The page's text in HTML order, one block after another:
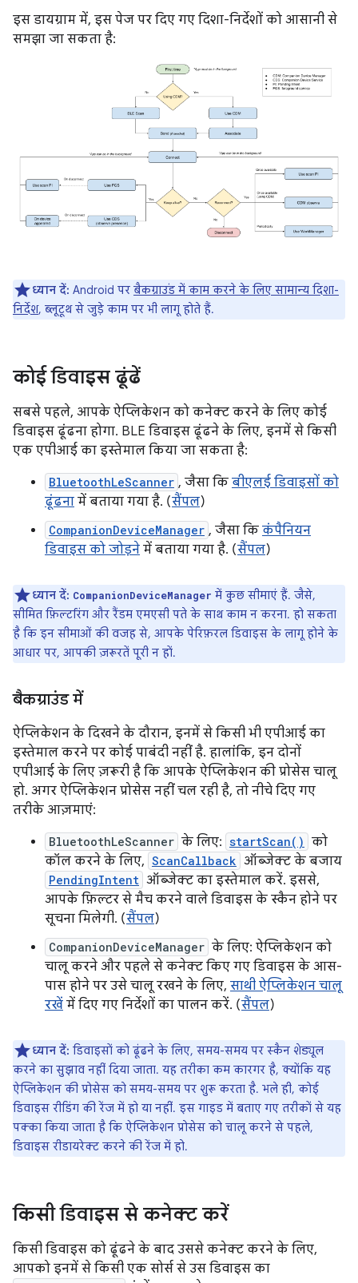
इस डायग्राम में, इस पेज पर दिए गए दिशा-निर्देशों को आसानी से
समझा जा सकता है:
ध्यान दें: Android पर बैकग्राउंड में काम करने के लिए सामान्य दिशा-
निर्देश, ब्लूटूथ से जुड़े काम पर भी लागू होते हैं.
कोई डिवाइस ढूंढें
सबसे पहले, आपके ऐप्लिकेशन को कनेक्ट करने के लिए कोई
डिवाइस ढूंढना होगा. BLE डिवाइस ढूंढने के लिए, इनमें से किसी
एक एपीआई का इस्तेमाल किया जा सकता है:
BluetoothLeScanner , जैसा कि बीएलई डिवाइसों को
ढूंढना में बताया गया है. (सैंपल)
CompanionDeviceManager , जैसा कि कंपैनियन
डिवाइस को जोड़ने में बताया गया है. (सैंपल)
ध्यान दें: CompanionDeviceManager में कुछ सीमाएं हैं. जैसे,
सीमित फ़िल्टरिंग और रैंडम एमएसी पते के साथ काम न करना. हो सकता
है कि इन सीमाओं की वजह से, आपके पेरिफ़रल डिवाइस के लागू होने के
आधार पर, आपकी ज़रूरतें पूरी न हों.
बैकग्राउंड में
ऐप्लिकेशन के दिखने के दौरान, इनमें से किसी भी एपीआई का
इस्तेमाल करने पर कोई पाबंदी नहीं है. हालांकि, इन दोनों
एपीआई के लिए ज़रूरी है कि आपके ऐप्लिकेशन की प्रोसेस चालू
हो. अगर ऐप्लिकेशन प्रोसेस नहीं चल रही है, तो नीचे दिए गए
तरीके आज़माएं:
BluetoothLeScanner के लिए: startScan() को
कॉल करने के लिए, ScanCallback ऑब्जेक्ट के बजाय
PendingIntent ऑब्जेक्ट का इस्तेमाल करें. इससे,
आपके फ़िल्टर से मैच करने वाले डिवाइस के स्कैन होने पर
सूचना मिलेगी. (सैंपल)
CompanionDeviceManager के लिए: ऐप्लिकेशन को
चालू करने और पहले से कनेक्ट किए गए डिवाइस के आस-
पास होने पर उसे चालू रखने के लिए, साथी ऐप्लिकेशन चालू
रखें में दिए गए निर्देशों का पालन करें. (सैंपल)
ध्यान दें: डिवाइसों को ढूंढने के लिए, समय-समय पर स्कैन शेड्यूल
करने का सुझाव नहीं दिया जाता. यह तरीका कम कारगर है, क्योंकि यह
ऐप्लिकेशन की प्रोसेस को समय-समय पर शुरू करता है. भले ही, कोई
डिवाइस रीडिंग की रेंज में हो या नहीं. इस गाइड में बताए गए तरीकों से यह
पक्का किया जाता है कि ऐप्लिकेशन प्रोसेस को चालू करने से पहले,
डिवाइस रीडायरेक्ट करने की रेंज में हो.
किसी डिवाइस से कनेक्ट करें
किसी डिवाइस को ढूंढने के बाद उससे कनेक्ट करने के लिए,
आपको इनमें से किसी एक सोर्स से उस डिवाइस का